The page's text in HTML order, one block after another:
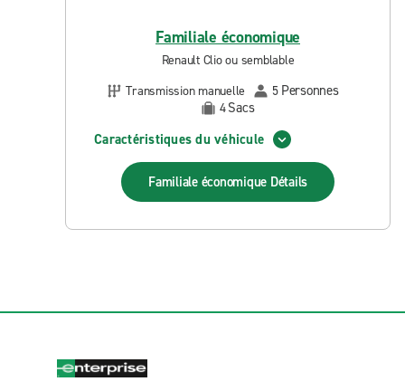
Familiale économique
Renault Clio ou semblable
Transmission manuelle
5 Personnes
4Sacs
Caractéristiques du véhicule
Familiale économique Détails